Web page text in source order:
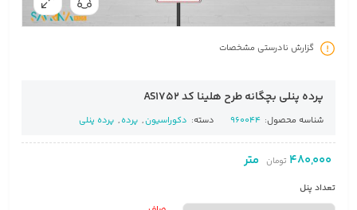
گزارش نادرستی مشخصات
پرده پنلی بچگانه طرح هلینا کد AS1752
شناسه محصول: 960044 دسته: دکوراسیون, پرده, پرده پنلی
480,000 تومان متر
تعداد پنل